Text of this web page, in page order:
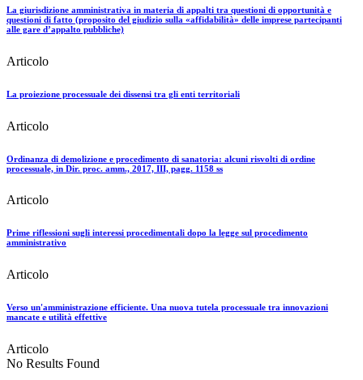
La giurisdizione amministrativa in materia di appalti tra questioni di opportunità e
questioni di fatto (proposito del giudizio sulla «affidabilità» delle imprese partecipanti
alle gare d’appalto pubbliche)
Articolo
La proiezione processuale dei dissensi tra gli enti territoriali
Articolo
Ordinanza di demolizione e procedimento di sanatoria: alcuni risvolti di ordine
processuale, in Dir. proc. amm., 2017, III, pagg. 1158 ss
Articolo
Prime riflessioni sugli interessi procedimentali dopo la legge sul procedimento
amministrativo
Articolo
Verso un'amministrazione efficiente. Una nuova tutela processuale tra innovazioni
mancate e utilità effettive
Articolo
No Results Found